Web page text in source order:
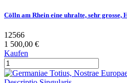
Cölln am Rhein eine uhralte, sehr grosse,
12566
1 500,00 €
Kaufen